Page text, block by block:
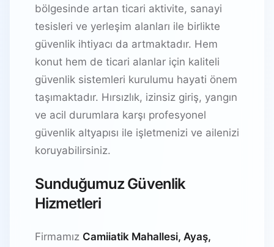
bölgesinde artan ticari aktivite, sanayi
tesisleri ve yerleşim alanları ile birlikte
güvenlik ihtiyacı da artmaktadır. Hem
konut hem de ticari alanlar için kaliteli
güvenlik sistemleri kurulumu hayati önem
taşımaktadır. Hırsızlık, izinsiz giriş, yangın
ve acil durumlara karşı profesyonel
güvenlik altyapısı ile işletmenizi ve ailenizi
koruyabilirsiniz.
Sunduğumuz Güvenlik
Hizmetleri
Firmamız Camiiatik Mahallesi, Ayaş,